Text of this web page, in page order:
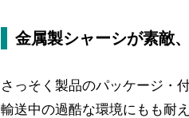
金属製シャーシが素敵
さっそく製品のパッケージ・
輸送中の過酷な環境にもも耐